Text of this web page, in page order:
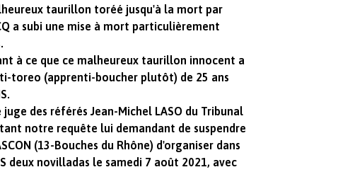
taurillon toréé jusqu'à la mort par
a subi une mise à mort particulièrement
à ce que ce malheureux taurillon innocent a
toreo (apprenti-boucher plutôt) de 25 ans
des référés Jean-Michel LASO du Tribunal
notre requête lui demandant de suspendre
(13-Bouches du Rhône) d'organiser dans
deux novilladas le samedi 7 août 2021, avec